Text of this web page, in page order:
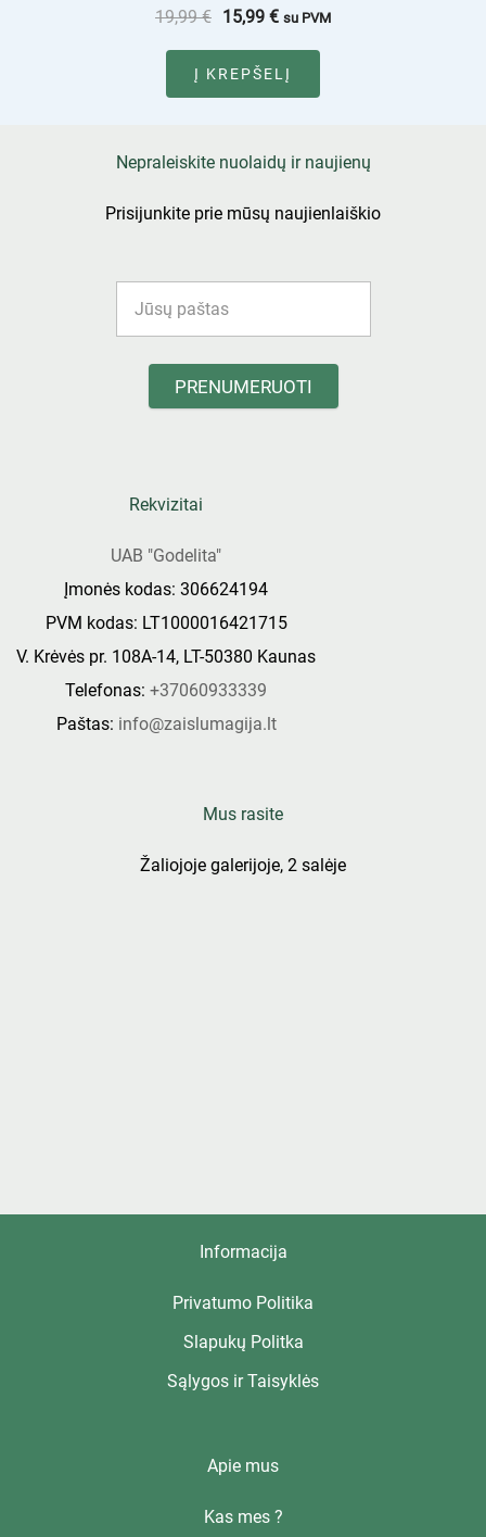
19,99€ 15,99 € su PVM
Į KREPŠELĮ
Nepraleiskite nuolaidų ir naujienų
Prisijunkite prie mūsų naujienlaiškio
PRENUMERUOTI
Rekvizitai
UAB "Godelita"
Įmonės kodas: 306624194
PVM kodas: LT1000016421715
V. Krėvės pr. 108A-14, LT-50380 Kaunas
Telefonas: +37060933339
Paštas: info@zaislumagija.lt
Mus rasite
Žaliojoje galerijoje, 2 salėje
Informacija
Privatumo Politika
Slapukų Politka
Sąlygos ir Taisyklės
Apie mus
Kas mes ?